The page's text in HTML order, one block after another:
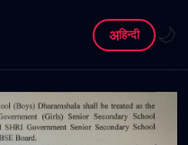
अहिन्दी 🌙